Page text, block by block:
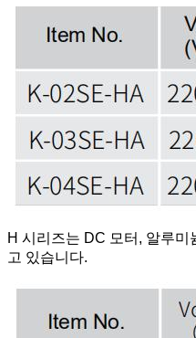
H 시리즈는 DC 모터, 알루
고 있습니다.